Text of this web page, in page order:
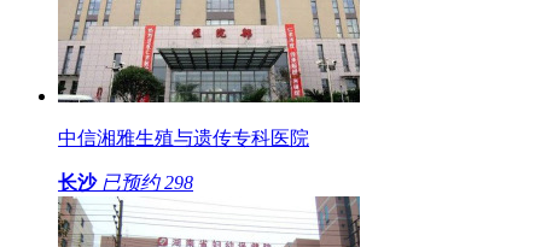
中信湘雅生殖与遗传专科医院
长沙 已预约 298